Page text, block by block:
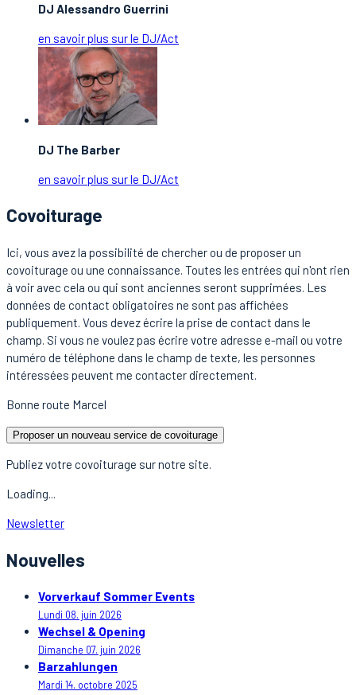
DJ Alessandro Guerrini
en savoir plus sur le DJ/Act
DJ The Barber
en savoir plus sur le DJ/Act
Covoiturage
Ici, vous avez la possibilité de chercher ou de proposer un
covoiturage ou une connaissance. Toutes les entrées qui n'ont rien
à voir avec cela ou qui sont anciennes seront supprimées. Les
données de contact obligatoires ne sont pas affichées
publiquement. Vous devez écrire la prise de contact dans le
champ. Si vous ne voulez pas écrire votre adresse e-mail ou votre
numéro de téléphone dans le champ de texte, les personnes
intéressées peuvent me contacter directement.
Bonne route Marcel
Proposer un nouveau service de covoiturage
Publiez votre covoiturage sur notre site.
Loading...
Newsletter
Nouvelles
Vorverkauf Sommer Events
Lundi 08. juin 2026
Wechsel & Opening
Dimanche 07. juin 2026
Barzahlungen
Mardi 14. octobre 2025